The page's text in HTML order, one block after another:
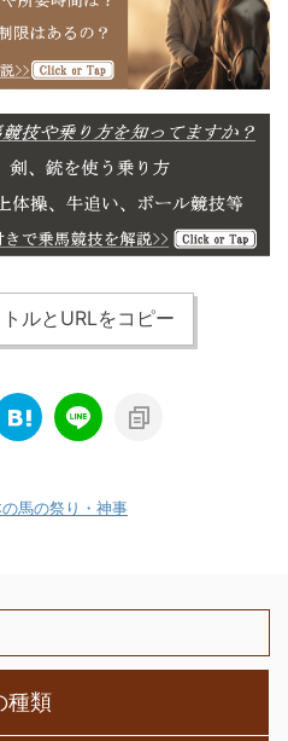
ルとURLをコピー
の馬の祭り・神事
種類